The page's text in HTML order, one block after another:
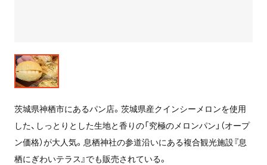
茨城県神栖市にあるパン店。茨城県産クインシーメロンを使用
した、しっとりとした生地と香りの「究極のメロンパン」（オープ
ン価格）が大人気。息栖神社の参道沿いにある複合観光施設『息
栖にぎわいテラス』でも販売されている。